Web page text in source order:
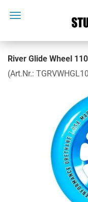
River Glide Wheel
(Art.Nr.: